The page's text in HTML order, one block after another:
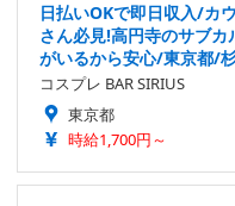
日払いOKで即日収入/カ
さん必見!高円寺のサブ
がいるから安心/東京都/
コスプレ BAR SIRIUS
東京都
時給1,700円～